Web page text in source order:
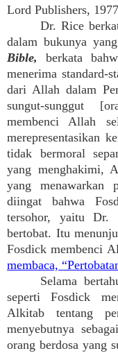
Lord Publishers,
Dr. Rice
dalam bukunya
Bible, berkata
menerima standard-
dari Allah dalam
sungut-sunggut
membenci Allah
merepresentasikan
tidak bermoral
yang menghakimi,
yang menawarkan
diingat bahwa
tersohor, yaitu Dr.
bertobat. Itu
Fosdick membenci
membaca,
Selama
seperti Fosdick
Alkitab tentang
menyebutnya
orang berdosa yang